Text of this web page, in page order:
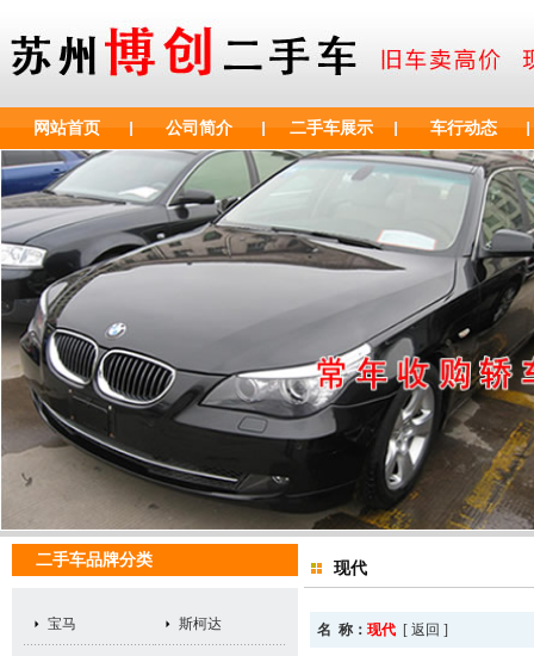
网站首页 公司简介 二手车展示 车行动态
二手车品牌分类
宝马 斯柯达
现代
名 称： 现代 [ 返回 ]